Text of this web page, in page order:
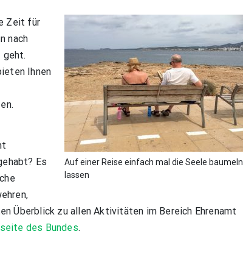
Auf einer Reise einfach mal die Seele baumeln
lassen
Zeit für
nach
geht.
Ihnen
Es
Überblick zu allen Aktivitäten im Bereich Ehrenamt
des Bundes.